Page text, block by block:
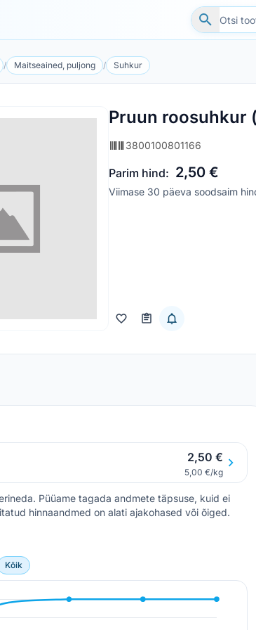
/ Maitseained, puljong / Suhkur
Pruun roosuhkur
3800100801166
Parim hind: 2,50 €
Viimase 30 päeva soodsaim
2,50 €
5,00 €/kg
Püüame tagada andmete täpsuse, kuid ei
hinnaandmed on alati ajakohased või õiged.
Kõik